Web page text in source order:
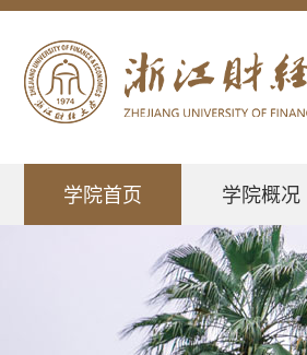
学院首页 学院概况